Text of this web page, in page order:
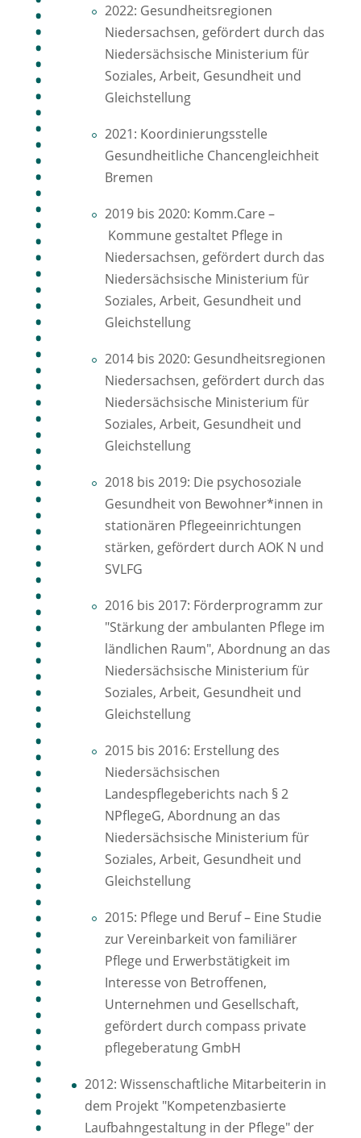
2022: Gesundheitsregionen
Niedersachsen, gefördert durch das
Niedersächsische Ministerium für
Soziales, Arbeit, Gesundheit und
Gleichstellung
2021: Koordinierungsstelle
Gesundheitliche Chancengleichheit
Bremen
2019 bis 2020: Komm.Care –
Kommune gestaltet Pflege in
Niedersachsen, gefördert durch das
Niedersächsische Ministerium für
Soziales, Arbeit, Gesundheit und
Gleichstellung
2014 bis 2020: Gesundheitsregionen
Niedersachsen, gefördert durch das
Niedersächsische Ministerium für
Soziales, Arbeit, Gesundheit und
Gleichstellung
2018 bis 2019: Die psychosoziale
Gesundheit von Bewohner*innen in
stationären Pflegeeinrichtungen
stärken, gefördert durch AOK N und
SVLFG
2016 bis 2017: Förderprogramm zur
"Stärkung der ambulanten Pflege im
ländlichen Raum", Abordnung an das
Niedersächsische Ministerium für
Soziales, Arbeit, Gesundheit und
Gleichstellung
2015 bis 2016: Erstellung des
Niedersächsischen
Landespflegeberichts nach § 2
NPflegeG, Abordnung an das
Niedersächsische Ministerium für
Soziales, Arbeit, Gesundheit und
Gleichstellung
2015: Pflege und Beruf – Eine Studie
zur Vereinbarkeit von familiärer
Pflege und Erwerbstätigkeit im
Interesse von Betroffenen,
Unternehmen und Gesellschaft,
gefördert durch compass private
pflegeberatung GmbH
2012: Wissenschaftliche Mitarbeiterin in
dem Projekt "Kompetenzbasierte
Laufbahngestaltung in der Pflege" der